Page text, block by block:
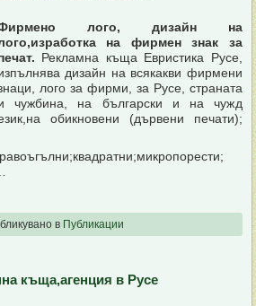
лого, дизайн на
на фирмен знак за
Рекламна къща Евристика Русе,
дизайн на всякакви фирмени
лого за фирми, за Русе, страната
чужбина, на български и на чужд
обикновени (дървени печати);
в Публикации
къща,агенция в Русе